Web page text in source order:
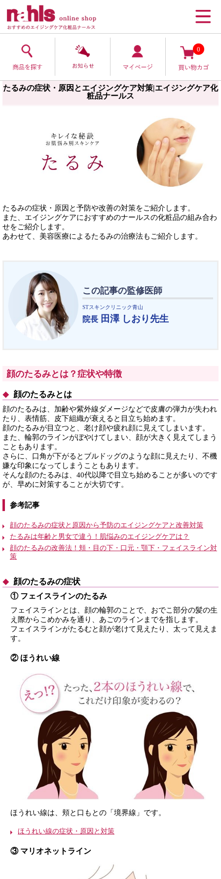
0
たるみの症状・原因とエイジングケア対策|エイジングケア化
粧品ナールス
たるみの症状・原因と予防や改善の対策をご紹介します。
また、エイジングケアにおすすめのナールスの化粧品の組み合わ
せをご紹介します。
あわせて、美容医療によるたるみの治療法もご紹介します。
この記事の監修医師
STスキンクリニック青山
院長 田澤 しおり先生
顔のたるみとは？症状や特徴
顔のたるみとは
顔のたるみは、加齢や紫外線ダメージなどで皮膚の弾力が失われ
たり、表情筋、皮下組織が衰えると目立ち始めます。
顔のたるみが目立つと、老け顔や疲れ顔に見えてしまいます。
また、輪郭のラインがぼやけてしまい、顔が大きく見えてしまう
こともあります。
さらに、口角が下がるとブルドッグのような顔に見えたり、不機
嫌な印象になってしまうこともあります。
そんな顔のたるみは、40代以降で目立ち始めることが多いのです
が、早めに対策することが大切です。
参考記事
顔のたるみの症状と原因から予防のエイジングケアと改善対策
たるみは年齢と男女で違う！肌悩みのエイジングケアは？
顔のたるみの改善法！頬・目の下・口元・顎下・フェイスライン対
策
顔のたるみの症状
① フェイスラインのたるみ
フェイスラインとは、顔の輪郭のことで、おでこ部分の髪の生
え際からこめかみを通り、あごのラインまでを指します。
フェイスラインがたるむと顔が老けて見えたり、太って見えま
す。
② ほうれい線
ほうれい線は、頬と口もとの「境界線」です。
ほうれい線の症状・原因と対策
③ マリオネットライン